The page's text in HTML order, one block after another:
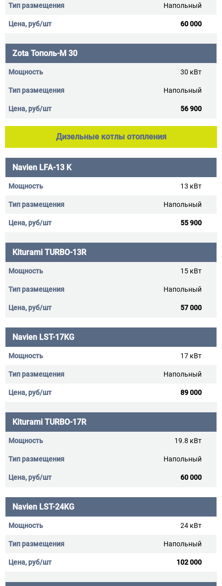
Напольный
60 000
Zota Тополь-М 30
30 кВт
Напольный
56 900
Дизельные котлы отопления
Navien LFA-13 K
13 кВт
Напольный
55 900
Kiturami TURBO-13R
15 кВт
Напольный
57 000
Navien LST-17KG
17 кВт
Напольный
89 000
Kiturami TURBO-17R
19.8 кВт
Напольный
60 000
Navien LST-24KG
24 кВт
Напольный
102 000